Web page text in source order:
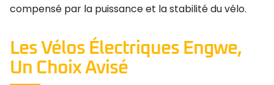
compensé par la puissance et la stabilité du vélo.
Les Vélos Électriques Engwe,
Un Choix Avisé